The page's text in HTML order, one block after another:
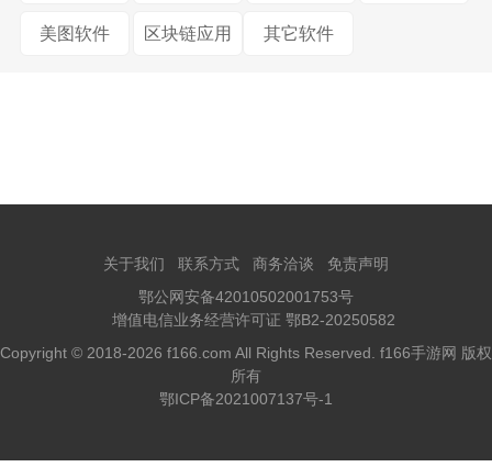
美图软件 区块链应用 其它软件
关于我们 联系方式 商务洽谈
免责声明
鄂公网安备42010502001753号
增值电信业务经营许可证 鄂B2-20250582
Copyright © 2018-2026 f166.com All Rights Reserved. f166手游网 版权
所有
鄂ICP备2021007137号-1